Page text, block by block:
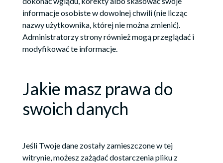
informacje osobiste w dowolnej chwili (nie licząc
nazwy użytkownika, której nie można zmienić).
Administratorzy strony również mogą przeglądać i
modyfikować te informacje.
Jakie masz prawa do
swoich danych
Jeśli Twoje dane zostały zamieszczone w tej
witrynie, możesz zażądać dostarczenia pliku z